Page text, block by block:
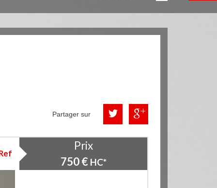
Partager sur
Prix
750 € HC*